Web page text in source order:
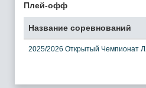
Плей-офф
Название соревнований
2025/2026 Открытый Чемпионат